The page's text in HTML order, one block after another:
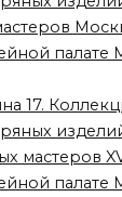
палате
17.
мастеров
палате